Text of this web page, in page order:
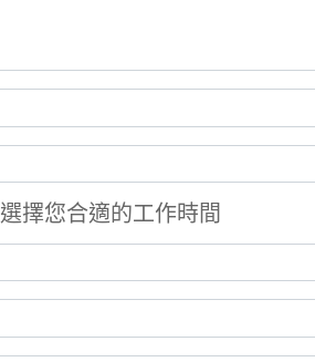
選擇您合適的工作時間